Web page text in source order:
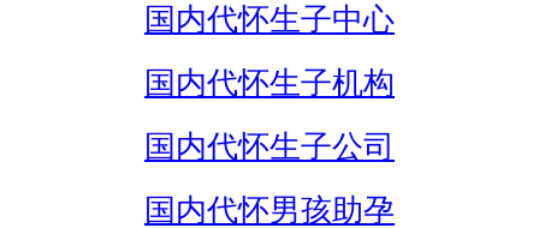
国内代怀生子中心
国内代怀生子机构
国内代怀生子公司
国内代怀男孩助孕